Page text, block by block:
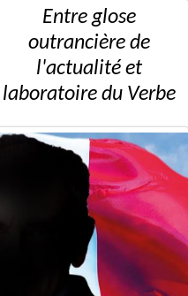
Entre glose
outrancière de
l'actualité et
laboratoire du Verbe